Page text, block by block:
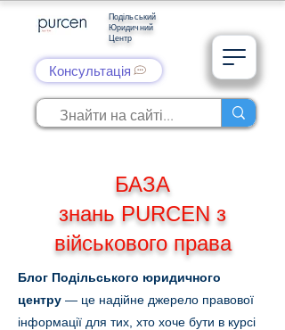
Подільський
Юридичний
Центр
Консультація
БАЗА
знань PURCEN з
військового права
Блог Подільського юридичного
центру — це надійне джерело правової
інформації для тих, хто хоче бути в курсі